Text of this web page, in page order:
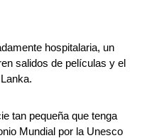
hospitalaria, un
salidos de películas y el
tan pequeña que tenga
Mundial por la Unesco